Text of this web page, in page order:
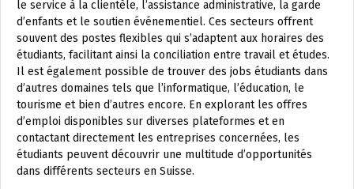
le service à la clientèle, l’assistance administrative, la garde
d’enfants et le soutien événementiel. Ces secteurs offrent
souvent des postes flexibles qui s’adaptent aux horaires des
étudiants, facilitant ainsi la conciliation entre travail et études.
Il est également possible de trouver des jobs étudiants dans
d’autres domaines tels que l’informatique, l’éducation, le
tourisme et bien d’autres encore. En explorant les offres
d’emploi disponibles sur diverses plateformes et en
contactant directement les entreprises concernées, les
étudiants peuvent découvrir une multitude d’opportunités
dans différents secteurs en Suisse.